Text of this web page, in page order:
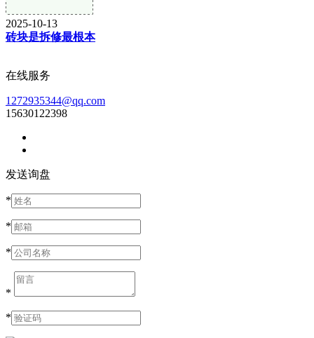
2025-10-13
砖块是拆修最根本
在线服务
1272935344@qq.com
15630122398
发送询盘
*
*
*
*
*